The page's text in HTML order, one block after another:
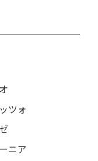
ツォ
ニア